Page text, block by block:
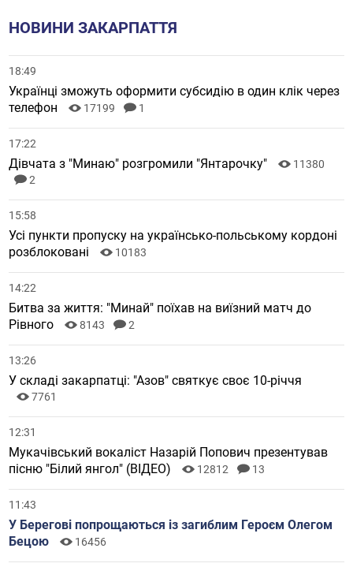
НОВИНИ ЗАКАРПАТТЯ
18:49
Українці зможуть оформити субсидію в один клік через
телефон
17199 1
17:22
Дівчата з "Минаю" розгромили "Янтарочку"
11380
2
15:58
Усі пункти пропуску на українсько-польському кордоні
розблоковані
10183
14:22
Битва за життя: "Минай" поїхав на виїзний матч до
Рівного
8143 2
13:26
У складі закарпатці: "Азов" святкує своє 10-річчя
7761
12:31
Мукачівський вокаліст Назарій Попович презентував
пісню "Білий янгол" (ВІДЕО)
12812 13
11:43
У Берегові попрощаються із загиблим Героєм Олегом
Бецою
16456